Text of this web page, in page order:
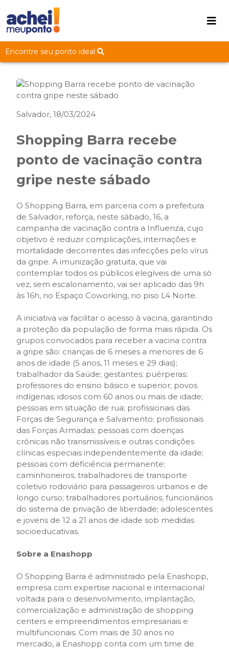
Encontre seu ponto ideal
Salvador, 18/03/2024
Shopping Barra recebe
ponto de vacinação contra
gripe neste sábado
O Shopping Barra, em parceria com a prefeitura
de Salvador, reforça, neste sábado, 16, a
campanha de vacinação contra a Influenza, cujo
objetivo é reduzir complicações, internações e
mortalidade decorrentes das infecções pelo vírus
da gripe. A imunização gratuita, que vai
contemplar todos os públicos elegíveis de uma só
vez, sem escalonamento, vai ser aplicado das 9h
às 16h, no Espaço Coworking, no piso L4 Norte.
A iniciativa vai facilitar o acesso à vacina, garantindo
a proteção da população de forma mais rápida. Os
grupos convocados para receber a vacina contra
a gripe são: crianças de 6 meses a menores de 6
anos de idade (5 anos, 11 meses e 29 dias);
trabalhador da Saúde; gestantes; puérperas;
professores do ensino básico e superior; povos
indígenas; idosos com 60 anos ou mais de idade;
pessoas em situação de rua; profissionais das
Forças de Segurança e Salvamento; profissionais
das Forças Armadas; pessoas com doenças
crônicas não transmissíveis e outras condições
clínicas especiais independentemente da idade;
pessoas com deficiência permanente;
caminhoneiros; trabalhadores de transporte
coletivo rodoviário para passageiros urbanos e de
longo curso; trabalhadores portuários; funcionários
do sistema de privação de liberdade; adolescentes
e jovens de 12 a 21 anos de idade sob medidas
socioeducativas.
Sobre a Enashopp
O Shopping Barra é administrado pela Enashopp,
empresa com expertise nacional e internacional
voltada para o desenvolvimento, implantação,
comercialização e administração de shopping
centers e empreendimentos empresariais e
multifuncionais. Com mais de 30 anos no
mercado, a Enashopp conta com um time de